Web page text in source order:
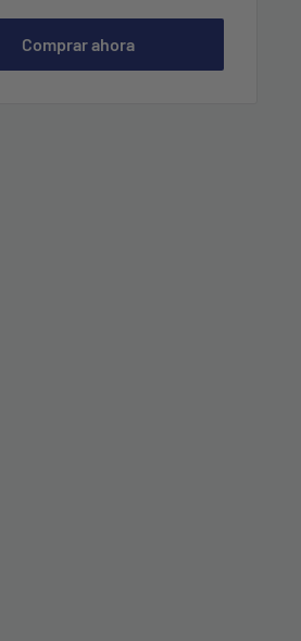
Comprar ahora